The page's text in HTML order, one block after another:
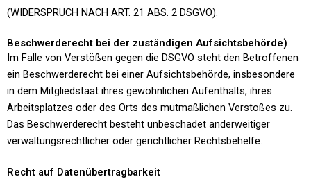
(WIDERSPRUCH NACH ART. 21 ABS. 2 DSGVO).
Beschwerderecht bei der zuständigen Aufsichtsbehörde)
Im Falle von Verstößen gegen die DSGVO steht den Betroffenen
ein Beschwerderecht bei einer Aufsichtsbehörde, insbesondere
in dem Mitgliedstaat ihres gewöhnlichen Aufenthalts, ihres
Arbeitsplatzes oder des Orts des mutmaßlichen Verstoßes zu.
Das Beschwerderecht besteht unbeschadet anderweitiger
verwaltungsrechtlicher oder gerichtlicher Rechtsbehelfe.
Recht auf Datenübertragbarkeit